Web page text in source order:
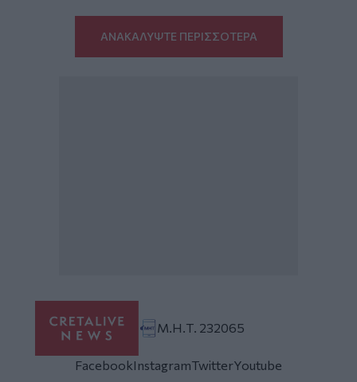
ΑΝΑΚΑΛΥΨΤΕ ΠΕΡΙΣΣΟΤΕΡΑ
Μ.Η.Τ. 232065
FacebookInstagramTwitterYoutube